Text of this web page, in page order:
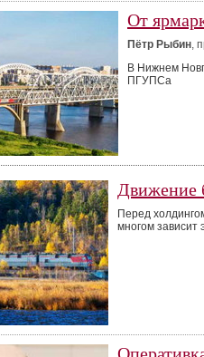
От
Пётр Рыбин,
В Нижнем
ПГУПСа
Движение
Перед
многом зависит